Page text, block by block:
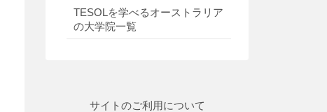
TESOLを学べるオーストラリア
の大学院一覧
サイトのご利用について